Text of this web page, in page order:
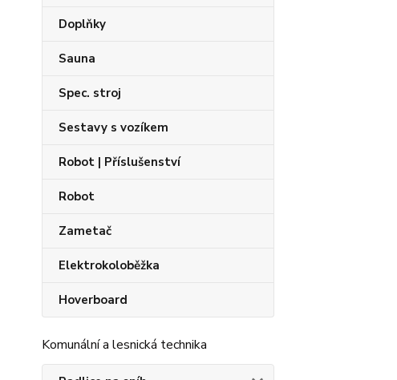
Doplňky
Sauna
Spec. stroj
Sestavy s vozíkem
Robot | Příslušenství
Robot
Zametač
Elektrokoloběžka
Hoverboard
Komunální a lesnická technika